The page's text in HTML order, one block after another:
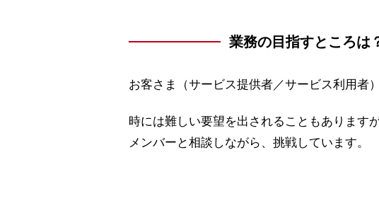
業務の目指すところは
お客さま（サービス提供者／サービス利用者
時には難しい要望を出されることもあります
メンバーと相談しながら、挑戦しています。